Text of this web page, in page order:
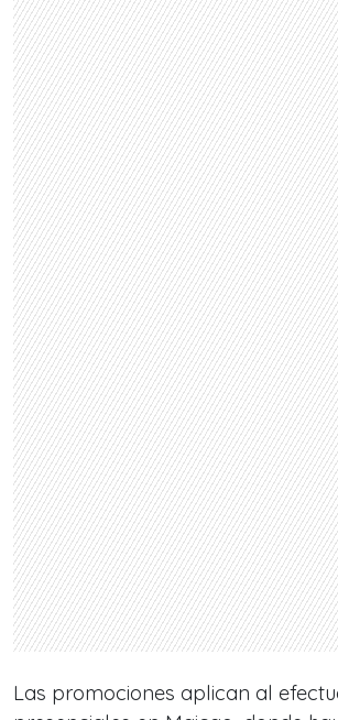
Las promociones aplican al